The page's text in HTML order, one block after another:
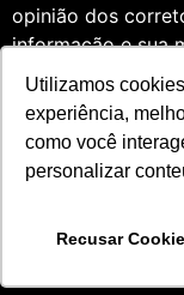
Utilizamos
experiência,
como você
personalizar
Recusar
opinião dos
informação e sua
Somos
Jornalismo e
uma análise de
entendemos que
relevância e com
essencial